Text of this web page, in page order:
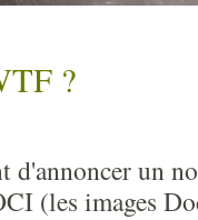
?
d'annoncer un
(les images